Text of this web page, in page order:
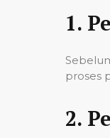
1.
proses
2.